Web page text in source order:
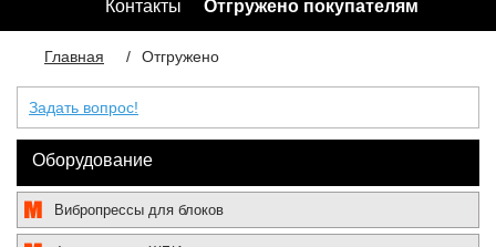
Контакты
Отгружено покупателям
Главная / Отгружено
Задать вопрос!
Оборудование
Вибропрессы для блоков